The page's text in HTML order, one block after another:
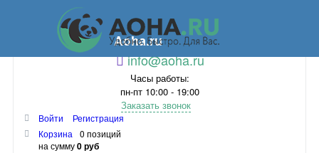
Aoha.ru
info@aoha.ru
Часы работы:
пн-пт 10:00 - 19:00
Заказать звонок
Войти
Регистрация
Корзина
0 позиций
на сумму0 руб